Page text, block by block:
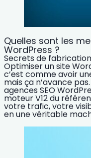
Quelles sont les
WordPress ?
Secrets de fabrication
Optimiser un site
c’est comme avoir
mais ça n’avance
agences SEO
moteur V12 du
votre trafic, votre
en une véritable